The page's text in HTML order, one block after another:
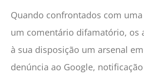
Quando confrontados com
um comentário difamatório, os
à sua disposição um arsenal
denúncia ao Google,